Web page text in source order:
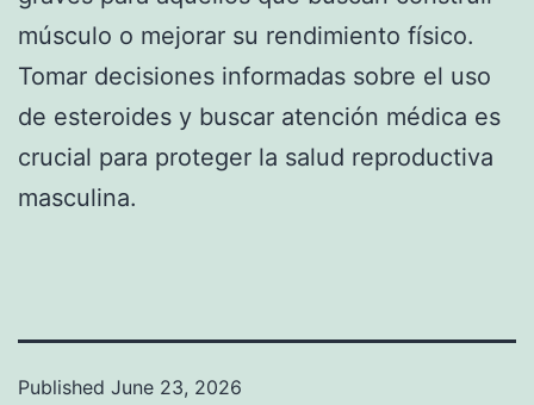
músculo o mejorar su rendimiento físico.
Tomar decisiones informadas sobre el uso
de esteroides y buscar atención médica es
crucial para proteger la salud reproductiva
masculina.
Published June 23, 2026